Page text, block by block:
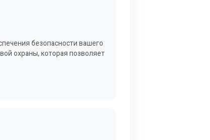
безопасности вашего
охраны, которая позволяет